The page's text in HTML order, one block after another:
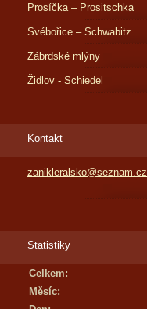
Prosíčka – Prositschka
Svébořice – Schwabitz
Zábrdské mlýny
Židlov - Schiedel
Kontakt
zanikleralsko@seznam.cz
Statistiky
Celkem:
Měsíc: